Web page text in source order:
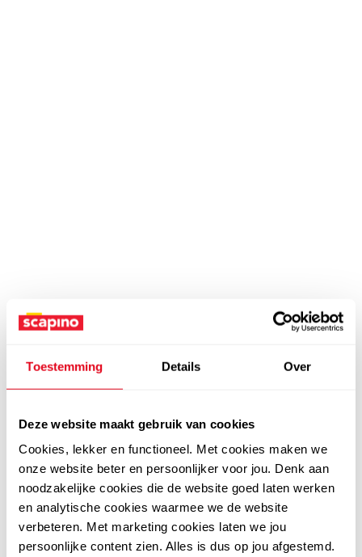
Toestemming Details Over
Deze website maakt gebruik van cookies
Cookies, lekker en functioneel. Met cookies maken we
onze website beter en persoonlijker voor jou. Denk aan
noodzakelijke cookies die de website goed laten werken
en analytische cookies waarmee we de website
verbeteren. Met marketing cookies laten we jou
persoonlijke content zien. Alles is dus op jou afgestemd.